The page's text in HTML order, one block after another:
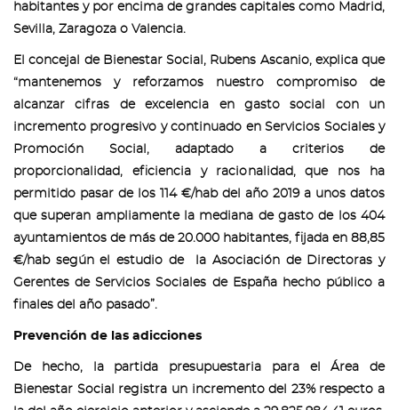
habitantes y por encima de grandes capitales como Madrid,
Sevilla, Zaragoza o Valencia.
El concejal de Bienestar Social, Rubens Ascanio, explica que
“mantenemos y reforzamos nuestro compromiso de
alcanzar cifras de excelencia en gasto social con un
incremento progresivo y continuado en Servicios Sociales y
Promoción Social, adaptado a criterios de
proporcionalidad, eficiencia y racionalidad, que nos ha
permitido pasar de los 114 €/hab del año 2019 a unos datos
que superan ampliamente la mediana de gasto de los 404
ayuntamientos de más de 20.000 habitantes, fijada en 88,85
€/hab según el estudio de la Asociación de Directoras y
Gerentes de Servicios Sociales de España hecho público a
finales del año pasado”.
Prevención de las adicciones
De hecho, la partida presupuestaria para el Área de
Bienestar Social registra un incremento del 23% respecto a